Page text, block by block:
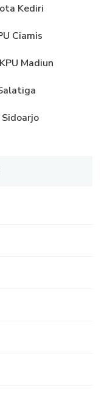
Kediri
Ciamis
Madiun